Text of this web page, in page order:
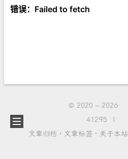
© 2020 –2026
41295
文章归档 · 文章标签 · 关于本站